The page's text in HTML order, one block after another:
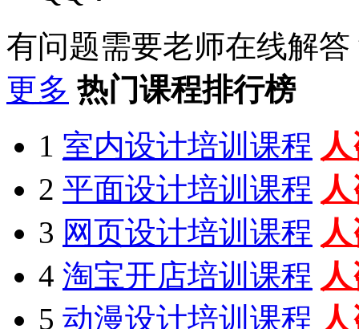
有问题需要老师在线解答
更多 热门课程排行榜
1 室内设计培训课程
2 平面设计培训课程
3 网页设计培训课程
4 淘宝开店培训课程
5 动漫设计培训课程